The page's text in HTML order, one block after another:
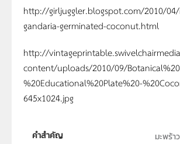
http://girljuggler.blogspot.com/2010/
gandaria-germinated-coconut.html
http://
content/uploads/2010/09/
%20Educational%20Plate%20-
645x1024.jpg
คำสำคัญ
มะพร้า